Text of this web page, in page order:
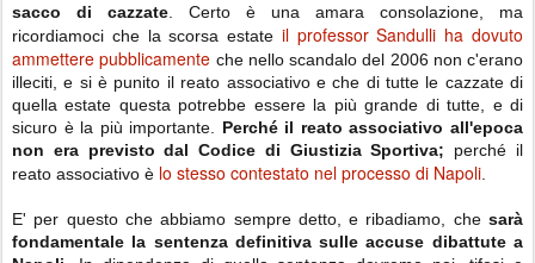
sacco di cazzate . Certo è una amara consolazione, ma
ricordiamoci che la scorsa estate il professor Sandulli ha dovuto
ammettere pubblicamente che nello scandalo del 2006 non c'erano
illeciti, e si è punito il reato associativo e che di tutte le cazzate di
quella estate questa potrebbe essere la più grande di tutte, e di
sicuro è la più importante. Perché il reato associativo all'epoca
non era previsto dal Codice di Giustizia Sportiva; perché il
reato associativo è lo stesso contestato nel processo di Napoli
E' per questo che abbiamo sempre detto, e ribadiamo, che sarà
fondamentale la sentenza definitiva sulle accuse dibattute a